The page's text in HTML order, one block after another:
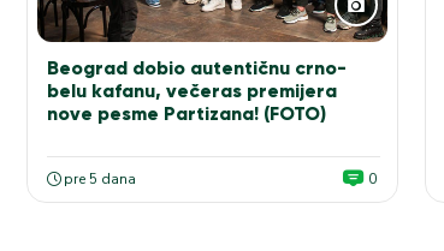
Beograd dobio autentičnu crno-
belu kafanu, večeras premijera
nove pesme Partizana! (FOTO)
pre 5 dana 0